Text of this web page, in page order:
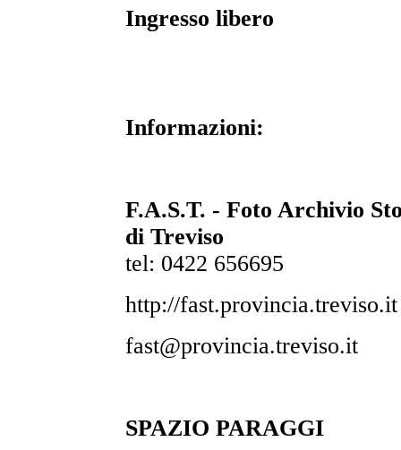
Ingresso libero
Informazioni:
F.A.S.T. - Foto Archivio
di Treviso
tel: 0422 656695
http://fast.provincia.treviso.it
fast@provincia.treviso.it
SPAZIO PARAGGI